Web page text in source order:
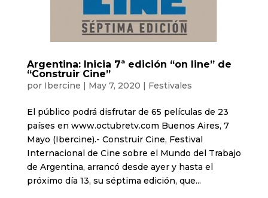
Argentina: Inicia 7ª edición “on line” de
“Construir Cine”
por Ibercine | May 7, 2020 | Festivales
El público podrá disfrutar de 65 películas de 23
países en www.octubretv.com Buenos Aires, 7
Mayo (Ibercine).- Construir Cine, Festival
Internacional de Cine sobre el Mundo del Trabajo
de Argentina, arrancó desde ayer y hasta el
próximo día 13, su séptima edición, que...